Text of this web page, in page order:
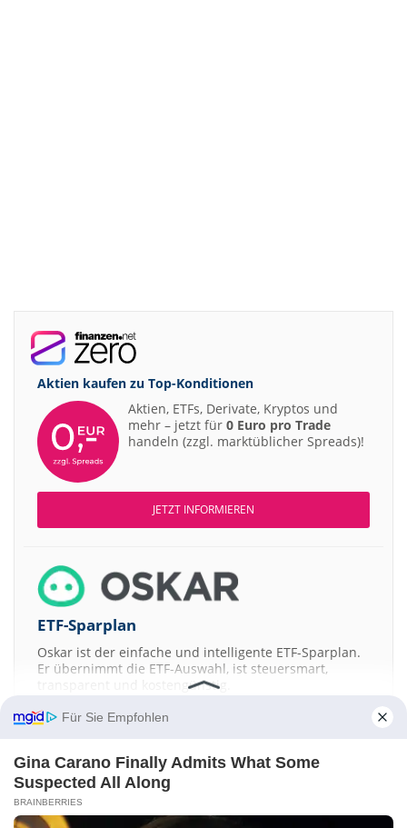
Aktien kaufen zu Top-Konditionen
Aktien, ETFs, Derivate, Kryptos und
mehr – jetzt für 0 Euro pro Trade
handeln (zzgl. marktüblicher Spreads)!
JETZT INFORMIEREN
ETF-Sparplan
Oskar ist der einfache und intelligente ETF-Sparplan.
Er übernimmt die ETF-Auswahl, ist steuersmart,
transparent und kostengünstig.
JETZT MEHR ERFAHREN
Für Sie Empfohlen
Gina Carano Finally Admits What Some
Suspected All Along
BRAINBERRIES